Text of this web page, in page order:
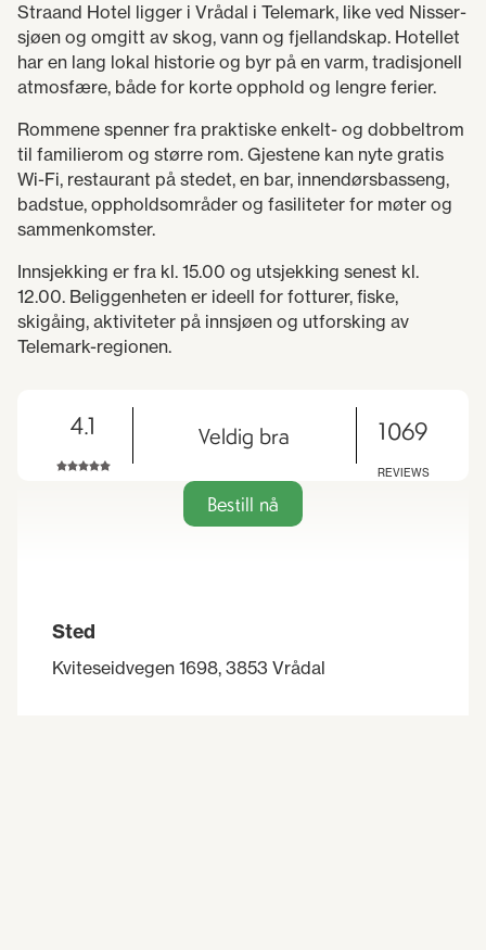
Straand Hotel ligger i Vrådal i Telemark, like ved Nisser-
sjøen og omgitt av skog, vann og fjellandskap. Hotellet
har en lang lokal historie og byr på en varm, tradisjonell
atmosfære, både for korte opphold og lengre ferier.
Rommene spenner fra praktiske enkelt- og dobbeltrom
til familierom og større rom. Gjestene kan nyte gratis
Wi-Fi, restaurant på stedet, en bar, innendørsbasseng,
badstue, oppholdsområder og fasiliteter for møter og
sammenkomster.
Innsjekking er fra kl. 15.00 og utsjekking senest kl.
12.00. Beliggenheten er ideell for fotturer, fiske,
skigåing, aktiviteter på innsjøen og utforsking av
Telemark-regionen.
4.1 Veldig bra 1069
REVIEWS
Bestill nå
Sted
Kviteseidvegen 1698, 3853 Vrådal